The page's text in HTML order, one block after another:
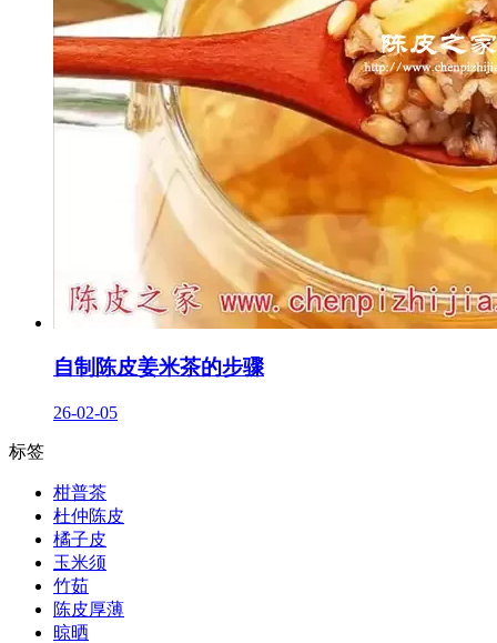
自制陈皮姜米茶的步骤
26-02-05
标签
柑普茶
杜仲陈皮
橘子皮
玉米须
竹茹
陈皮厚薄
晾晒